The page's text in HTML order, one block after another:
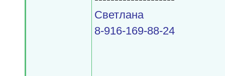
Светлана
8-916-169-88-24